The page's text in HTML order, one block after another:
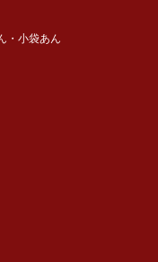
・小袋あん